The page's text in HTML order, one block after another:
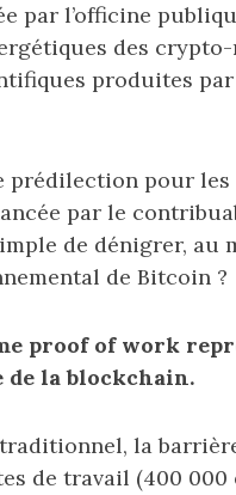
par l’officine
des
produites
prédilection pour
par le
de dénigrer, au
de Bitcoin ?
proof of work
de la blockchain.
la
de travail (400 000